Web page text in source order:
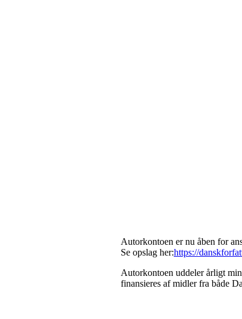
Autorkontoen er nu åben for
Se opslag her:https://
Autorkontoen uddeler årligt
finansieres af midler fra både